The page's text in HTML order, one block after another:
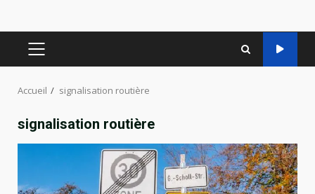
MENU
Accueil signalisation routière
signalisation routière